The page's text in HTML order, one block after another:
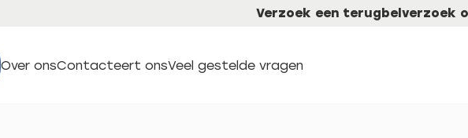
Verzoek een terugbelverzoek
Over onsContacteert onsVeel gestelde vragen